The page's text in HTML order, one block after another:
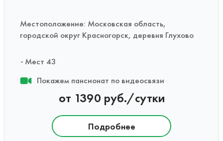
Местоположение: Московская область,
городской округ Красногорск, деревня Глухово
Мест 43
Покажем пансионат по видеосвязи
от 1390 руб./сутки
Подробнее